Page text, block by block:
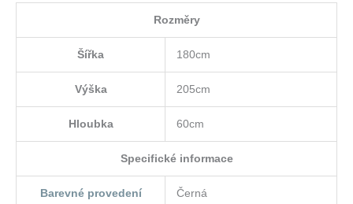
Rozměry
Šířka 180cm
Výška 205cm
Hloubka 60cm
Specifické informace
Barevné provedení Černá